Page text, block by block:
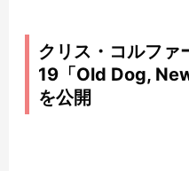
クリス・コルファ
19「Old Dog,
を公開